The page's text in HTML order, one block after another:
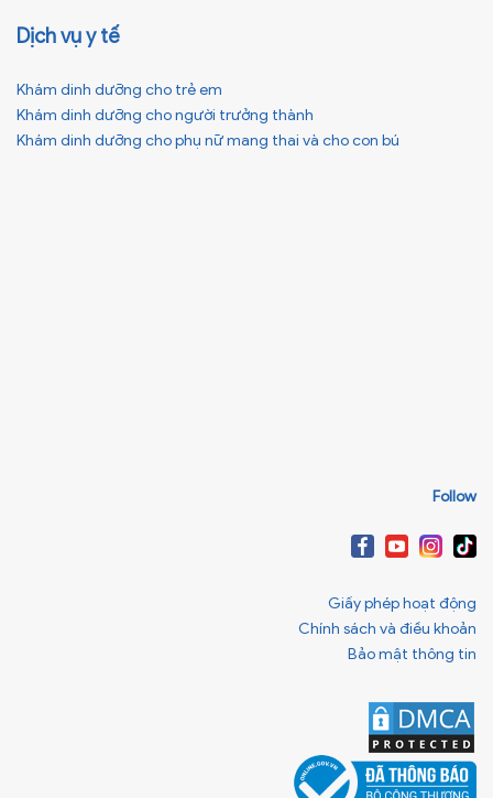
Dịch vụ y tế
Khám dinh dưỡng cho trẻ em
Khám dinh dưỡng cho người trưởng thành
Khám dinh dưỡng cho phụ nữ mang thai và cho con bú
Follow
Giấy phép hoạt động
Chính sách và điều khoản
Bảo mật thông tin